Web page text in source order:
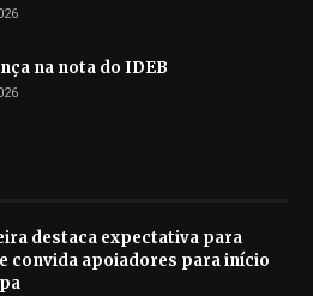
na nota do IDEB
destaca expectativa para
convida apoiadores para início